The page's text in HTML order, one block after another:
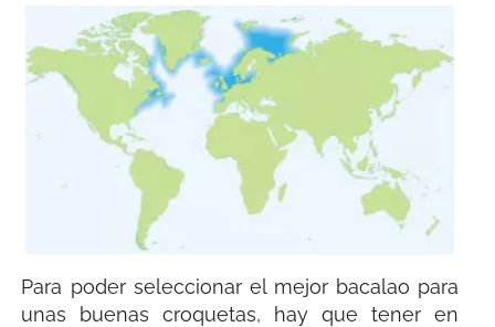
Para poder seleccionar el mejor bacalao para
unas buenas croquetas, hay que tener en